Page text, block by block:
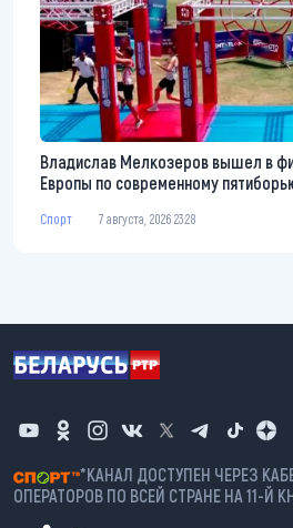
Владислав Мелкозеров вышел в
Европы по современному
Спорт 7 августа, 2026 23:28
*КАНАЛ ДОСТУПЕН ЧЕРЕЗ
ОПЕРАТОРОВ ПО ВСЕЙ СТРАНЕ НА 11-Й